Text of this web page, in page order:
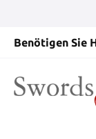
Benötigen Sie